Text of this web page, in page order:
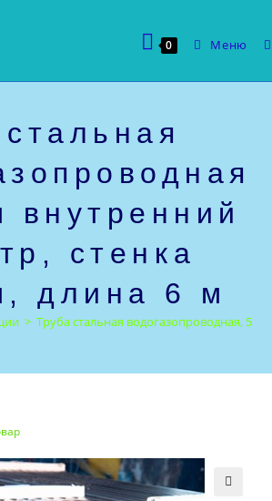
0 Меню
внутренний
стенка
длина 6 м
> Труба стальная водогазопроводная,